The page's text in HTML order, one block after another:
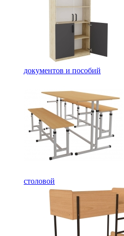
документов и пособий
столовой